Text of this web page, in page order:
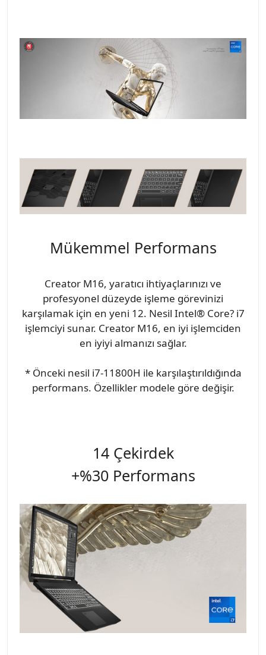
Mükemmel Performans
Creator M16, yaratıcı ihtiyaçlarınızı ve
profesyonel düzeyde işleme görevinizi
karşılamak için en yeni 12. Nesil Intel® Core? i7
işlemciyi sunar. Creator M16, en iyi işlemciden
en iyiyi almanızı sağlar.
* Önceki nesil i7-11800H ile karşılaştırıldığında
performans. Özellikler modele göre değişir.
14 Çekirdek
+%30 Performans